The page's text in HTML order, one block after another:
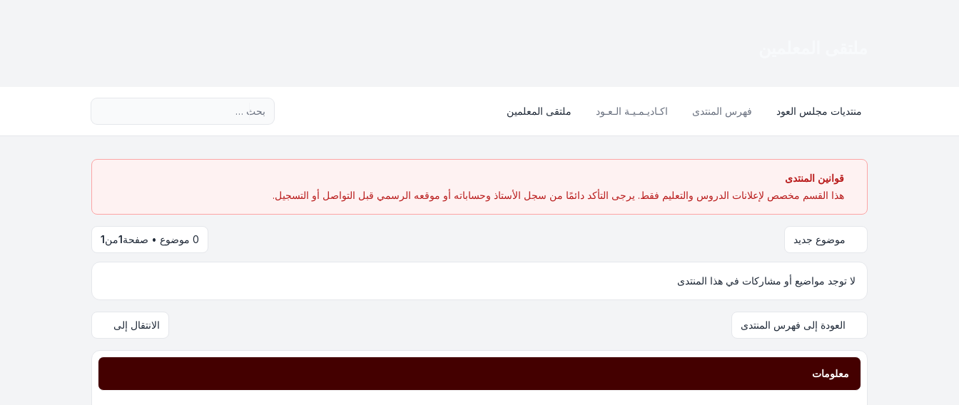
منتديات مجلس العود فهرس المنتدى اكـاديـمـيـة الـعـود ملتقى المعلمين
قوانين المنتدى
هذا القسم مخصص لإعلانات الدروس والتعليم فقط. يرجى التأكد دائمًا من سجل الأستاذ وحساباته أو موقعه الرسمي قبل التواصل أو التسجيل.
موضوع جديد 0 موضوع • صفحة 1من1
لا توجد مواضيع أو مشاركات في هذا المنتدى
العودة إلى فهرس المنتدى الانتقال إلى
معلومات